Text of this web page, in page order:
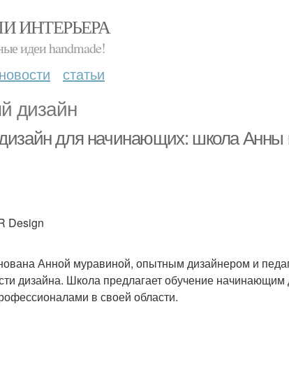
ИНТЕРЬЕРА
идеи handmade!
новости статьи
дизайн
для начинающих: школа Анны
Design
Анной муравиной, опытным дизайнером и
дизайна. Школа предлагает обучение начинающим
в своей области.